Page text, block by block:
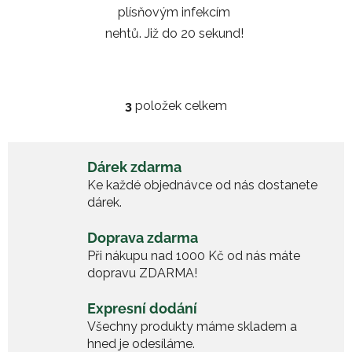
plísňovým infekcím
nehtů. Již do 20 sekund!
O
á
d
í
p
r
k
y
v
3 položek celkem
Dárek zdarma
Ke každé objednávce od nás dostanete
dárek.
Doprava zdarma
Při nákupu nad 1000 Kč od nás máte
dopravu ZDARMA!
Expresní dodání
Všechny produkty máme skladem a
hned je odesíláme.